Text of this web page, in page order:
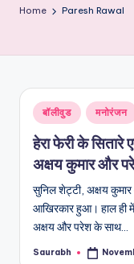
–
और
विश्व
Home Paresh Rawal
Posted
in
बॉलीवुड मनोरंजन
हेरा फेरी के
अक्षय कुमार और
सुनिल शेट्टी, अक्षय कुमार
आखिरकार हुआ। हाल ही
अक्षय और परेश के साथ…
Posted
Saurabh